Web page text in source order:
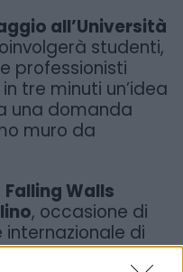
all’Università
studenti,
professionisti
tre minuti un’idea
una domanda
muro da
Falling Walls
, occasione di
di